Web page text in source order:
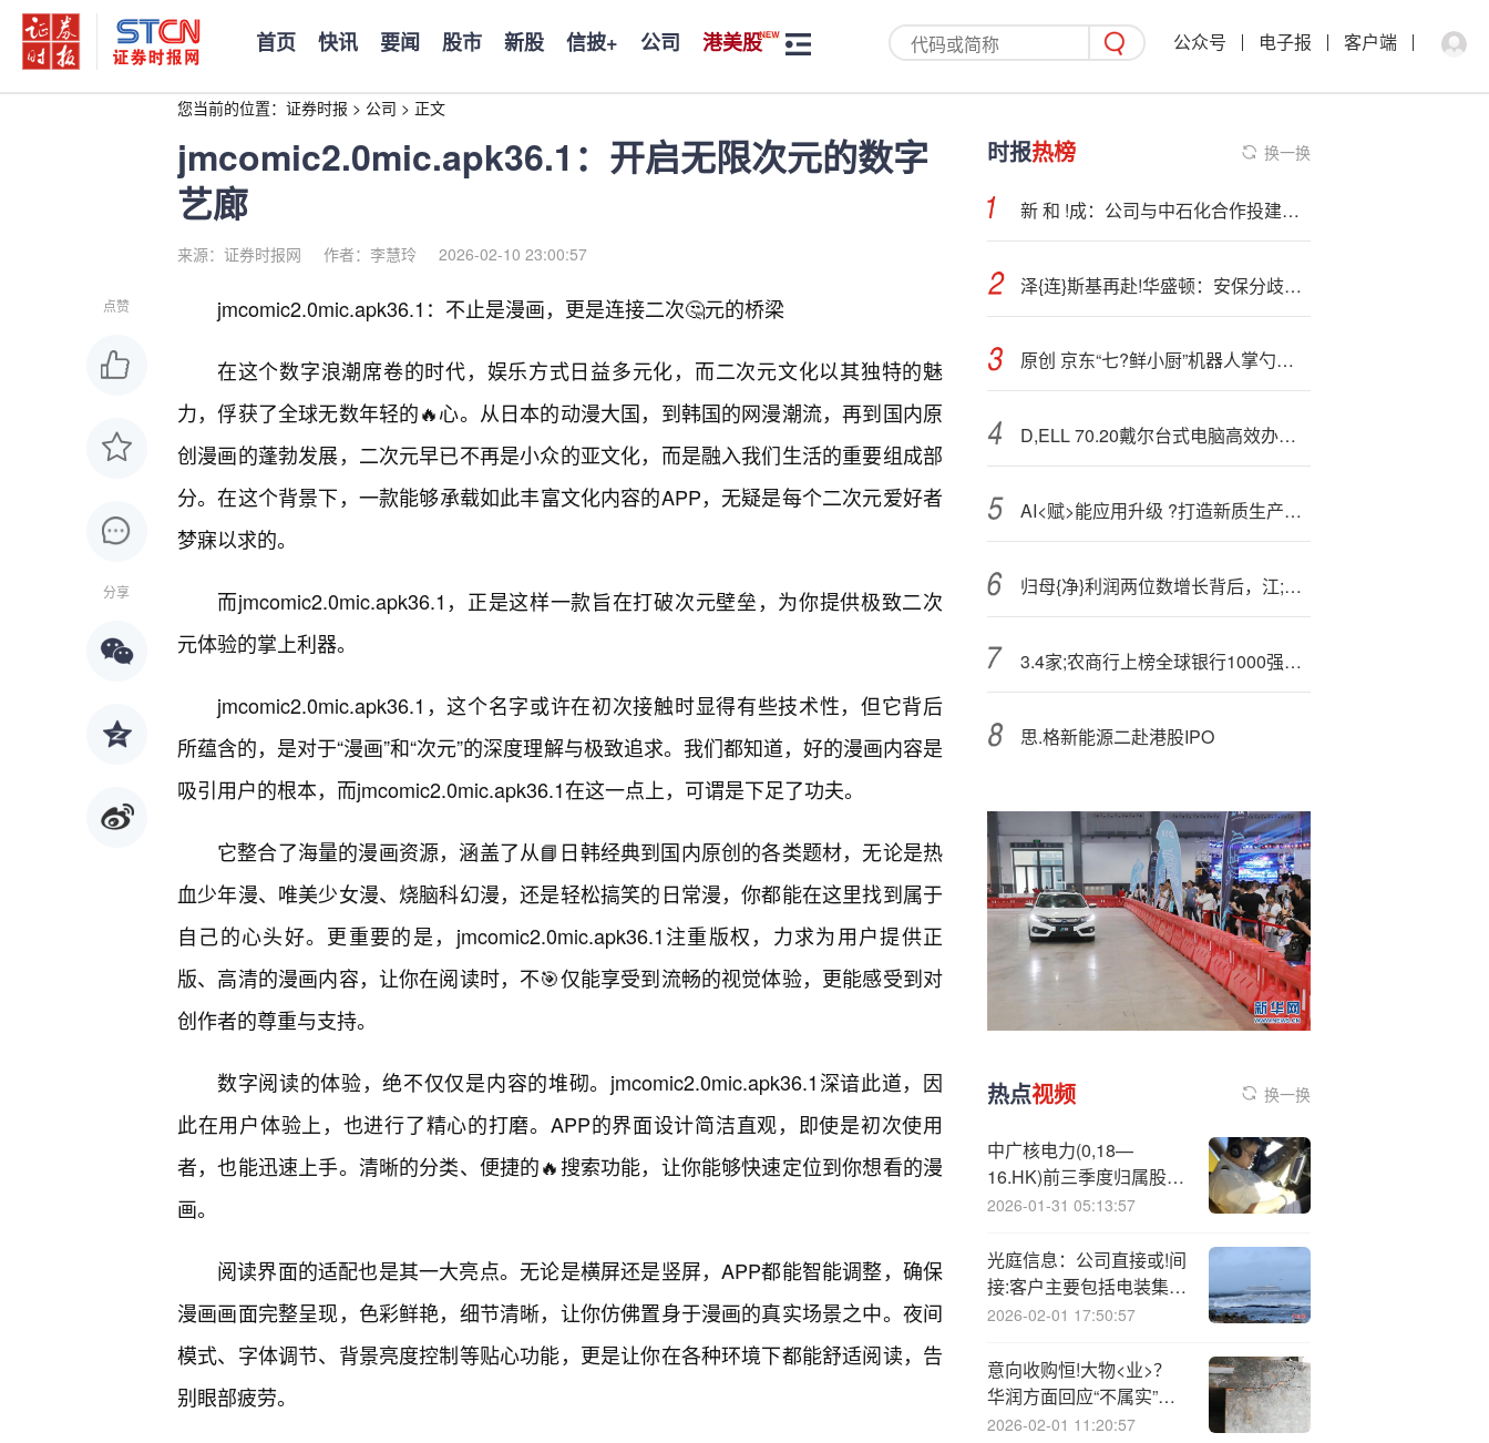
首页 快讯 要闻 股市 新股 信披+ 公司 港美股 公众号 电子报 客户端
您当前的位置： 证券时报 > 公司 > 正文
jmcomic2.0mic.apk36.1：开启无限次元的数字
艺廊
来源：证券时报网 作者：李慧玲 2026-02-10 23:00:57
点赞
分享
jmcomic2.0mic.apk36.1：不止是漫画，更是连接二次🤔元的桥梁
在这个数字浪潮席卷的时代，娱乐方式日益多元化，而二次元文化以其独特的魅
力，俘获了全球无数年轻的🔥心。从日本的动漫大国，到韩国的网漫潮流，再到国内原
创漫画的蓬勃发展，二次元早已不再是小众的亚文化，而是融入我们生活的重要组成部
分。在这个背景下，一款能够承载如此丰富文化内容的APP，无疑是每个二次元爱好者
梦寐以求的。
而jmcomic2.0mic.apk36.1，正是这样一款旨在打破次元壁垒，为你提供极致二次
元体验的掌上利器。
jmcomic2.0mic.apk36.1，这个名字或许在初次接触时显得有些技术性，但它背后
所蕴含的，是对于“漫画”和“次元”的深度理解与极致追求。我们都知道，好的漫画内容是
吸引用户的根本，而jmcomic2.0mic.apk36.1在这一点上，可谓是下足了功夫。
它整合了海量的漫画资源，涵盖了从📘日韩经典到国内原创的各类题材，无论是热
血少年漫、唯美少女漫、烧脑科幻漫，还是轻松搞笑的日常漫，你都能在这里找到属于
自己的心头好。更重要的是，jmcomic2.0mic.apk36.1注重版权，力求为用户提供正
版、高清的漫画内容，让你在阅读时，不🎯仅能享受到流畅的视觉体验，更能感受到对
创作者的尊重与支持。
数字阅读的体验，绝不仅仅是内容的堆砌。jmcomic2.0mic.apk36.1深谙此道，因
此在用户体验上，也进行了精心的打磨。APP的界面设计简洁直观，即使是初次使用
者，也能迅速上手。清晰的分类、便捷的🔥搜索功能，让你能够快速定位到你想看的漫
画。
阅读界面的适配也是其一大亮点。无论是横屏还是竖屏，APP都能智能调整，确保
漫画画面完整呈现，色彩鲜艳，细节清晰，让你仿佛置身于漫画的真实场景之中。夜间
模式、字体调节、背景亮度控制等贴心功能，更是让你在各种环境下都能舒适阅读，告
别眼部疲劳。
时报热榜 换一换
新 和 !成：公司与中石化合作投建的液体蛋氨酸产品已开始销售
泽{连}斯基再赴!华盛顿：安保分歧收窄、领土分歧难越
原创 京东“七?鲜小厨”机器人掌勺遇爆单，中餐后厨迎来“AI风暴”！
D,ELL 70.20戴尔台式电脑高效办公伙伴优惠价
AI<赋>能应用升级 ?打造新质生产力｜《万达信息人工智能应用场景白皮书 2025》重磅发布
归母{净}利润两位数增长背后，江;阴银行两大主营收入为何下降？
3.4家;农商行上榜全球银行1000强，22家冲进500强！全名单来了→
思.格新能源二赴港股IPO
热点视频 换一换
中广核电力(0,18—
16.HK)前三季度归属股东
净利润同比减少14.1%
2026-01-31 05:13:57
光庭信息：公司直接或!间
接:客户主要包括电装集
团、日产汽车、本田汽
2026-02-01 17:50:57
意向收购恒!大物<业>？
华润方面回应“不属实”，
中海方面回应“不掌握具
2026-02-01 11:20:57